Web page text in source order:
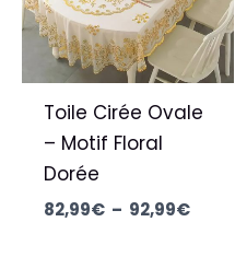
Toile Cirée Ovale
– Motif Floral
Dorée
82,99€ – 92,99€